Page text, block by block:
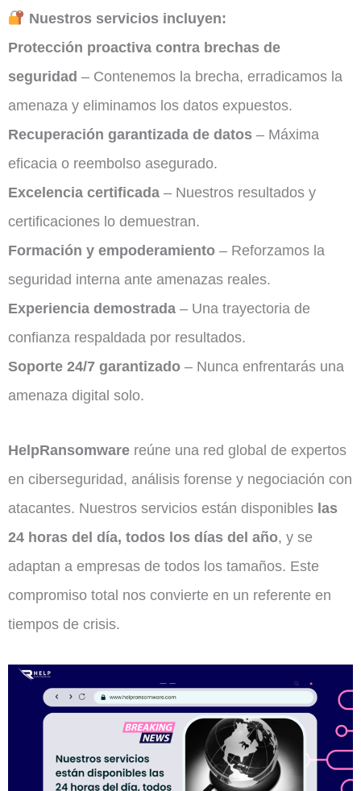
Nuestros servicios incluyen:
Protección proactiva contra brechas de
seguridad – Contenemos la brecha, erradicamos la
amenaza y eliminamos los datos expuestos.
Recuperación garantizada de datos – Máxima
eficacia o reembolso asegurado.
Excelencia certificada – Nuestros resultados y
certificaciones lo demuestran.
Formación y empoderamiento – Reforzamos la
seguridad interna ante amenazas reales.
Experiencia demostrada – Una trayectoria de
confianza respaldada por resultados.
Soporte 24/7 garantizado – Nunca enfrentarás una
amenaza digital solo.
HelpRansomware reúne una red global de expertos
en ciberseguridad, análisis forense y negociación con
atacantes. Nuestros servicios están disponibles las
24 horas del día, todos los días del año, y se
adaptan a empresas de todos los tamaños. Este
compromiso total nos convierte en un referente en
tiempos de crisis.